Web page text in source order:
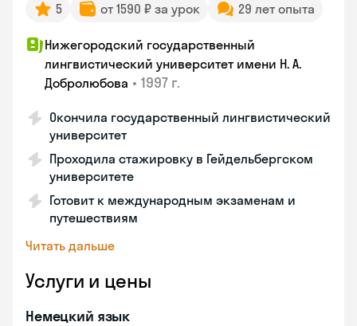
5 от 1590 ₽ за урок 29 лет опыта
Нижегородский государственный
лингвистический университет имени Н. А.
Добролюбова • 1997 г.
Окончила государственный лингвистический
университет
Проходила стажировку в Гейдельбергском
университете
Готовит к международным экзаменам и
путешествиям
Читать дальше
Услуги и цены
Немецкий язык